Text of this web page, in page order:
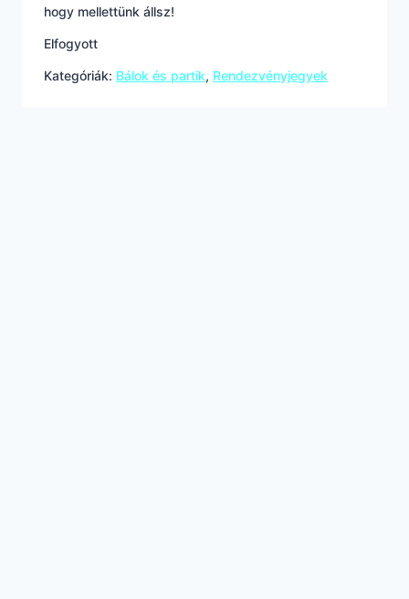
hogy mellettünk állsz!
Elfogyott
Kategóriák: Bálok és partik, Rendezvényjegyek